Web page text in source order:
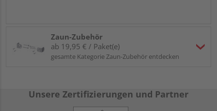
Zaun-Zubehör
ab 19,95 € / Paket(e)
gesamte Kategorie Zaun-Zubehör entdecken
Unsere Zertifizierungen und Partner